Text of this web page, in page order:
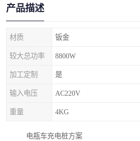
产品描述
材质 钣金
较大总功率 8800W
加工定制 是
输入电压 AC220V
重量 4KG
电瓶车充电桩方案